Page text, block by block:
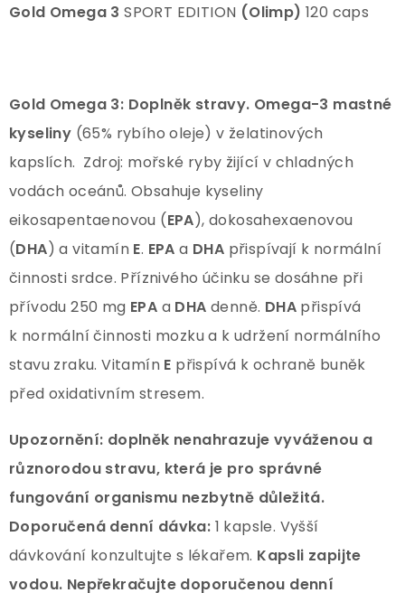
Gold Omega 3SPORT EDITION (Olimp)120 caps
Gold Omega 3: Doplněk stravy. Omega-3 mastné
kyseliny (65% rybího oleje) v želatinových
kapslích. Zdroj: mořské ryby žijící v chladných
vodách oceánů. Obsahuje kyseliny
eikosapentaenovou (EPA), dokosahexaenovou
(DHA) a vitamín E. EPA a DHA přispívají k normální
činnosti srdce. Příznivého účinku se dosáhne při
přívodu 250 mg EPA a DHA denně. DHA přispívá
k normální činnosti mozku a k udržení normálního
stavu zraku. Vitamín E přispívá k ochraně buněk
před oxidativním stresem.
Upozornění: doplněk nenahrazuje vyváženou a
různorodou stravu, která je pro správné
fungování organismu nezbytně důležitá.
Doporučená denní dávka: 1 kapsle. Vyšší
dávkování konzultujte s lékařem. Kapsli zapijte
vodou. Nepřekračujte doporučenou denní